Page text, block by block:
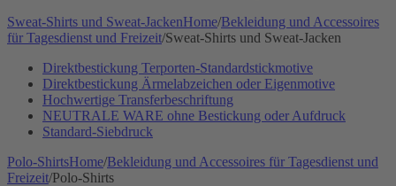
Sweat-Shirts und Sweat-JackenHome/Bekleidung und Accessoires
für Tagesdienst und Freizeit/Sweat-Shirts und Sweat-Jacken
Direktbestickung Terporten-Standardstickmotive
Direktbestickung Ärmelabzeichen oder Eigenmotive
Hochwertige Transferbeschriftung
NEUTRALE WARE ohne Bestickung oder Aufdruck
Standard-Siebdruck
Polo-ShirtsHome/Bekleidung und Accessoires für Tagesdienst und
Freizeit/Polo-Shirts